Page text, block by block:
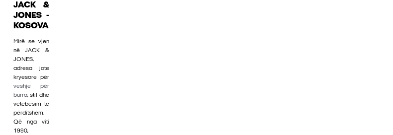
JACK &
JONES -
KOSOVA
Mirë se vjen
në JACK &
JONES,
adresa jote
kryesore për
veshje për
burra, stil dhe
vetëbesim të
përditshëm.
Që nga viti
1990,